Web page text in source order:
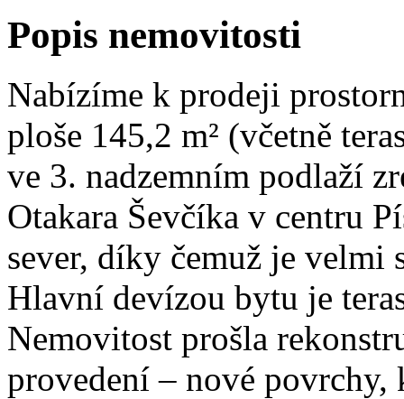
Popis nemovitosti
Nabízíme k prodeji
ploše 145,2 m² (včetně
ve 3. nadzemním podlaží
Otakara Ševčíka v centru
sever, díky čemuž je velmi
Hlavní devízou bytu je
Nemovitost prošla
provedení – nové